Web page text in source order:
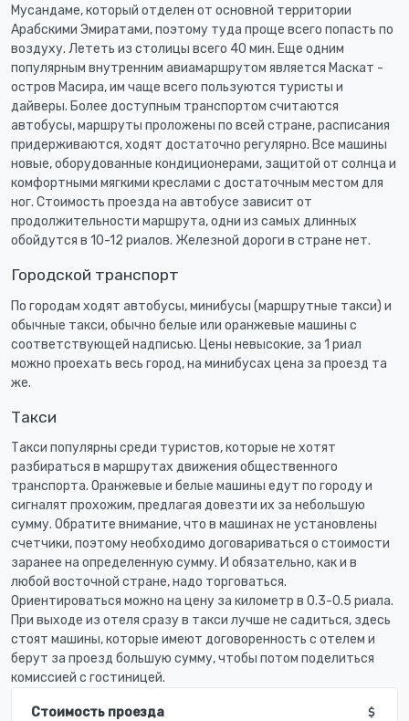
Мусандаме, который отделен от основной территории
Арабскими Эмиратами, поэтому туда проще всего попасть по
воздуху. Лететь из столицы всего 40 мин. Еще одним
популярным внутренним авиамаршрутом является Маскат -
остров Масира, им чаще всего пользуются туристы и
дайверы. Более доступным транспортом считаются
автобусы, маршруты проложены по всей стране, расписания
придерживаются, ходят достаточно регулярно. Все машины
новые, оборудованные кондиционерами, защитой от солнца и
комфортными мягкими креслами с достаточным местом для
ног. Стоимость проезда на автобусе зависит от
продолжительности маршрута, одни из самых длинных
обойдутся в 10-12 риалов. Железной дороги в стране нет.
Городской транспорт
По городам ходят автобусы, минибусы (маршрутные такси) и
обычные такси, обычно белые или оранжевые машины с
соответствующей надписью. Цены невысокие, за 1 риал
можно проехать весь город, на минибусах цена за проезд та
же.
Такси
Такси популярны среди туристов, которые не хотят
разбираться в маршрутах движения общественного
транспорта. Оранжевые и белые машины едут по городу и
сигналят прохожим, предлагая довезти их за небольшую
сумму. Обратите внимание, что в машинах не установлены
счетчики, поэтому необходимо договариваться о стоимости
заранее на определенную сумму. И обязательно, как и в
любой восточной стране, надо торговаться.
Ориентироваться можно на цену за километр в 0.3-0.5 риала.
При выходе из отеля сразу в такси лучше не садиться, здесь
стоят машины, которые имеют договоренность с отелем и
берут за проезд большую сумму, чтобы потом поделиться
комиссией с гостиницей.
Стоимость проезда